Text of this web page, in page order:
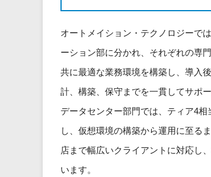
オートメイション・テクノロジーで
ーション部に分かれ、それぞれの専
共に最適な業務環境を構築し、導入
計、構築、保守までを一貫してサポ
データセンター部門では、ティア4
し、仮想環境の構築から運用に至る
店まで幅広いクライアントに対応し
います。